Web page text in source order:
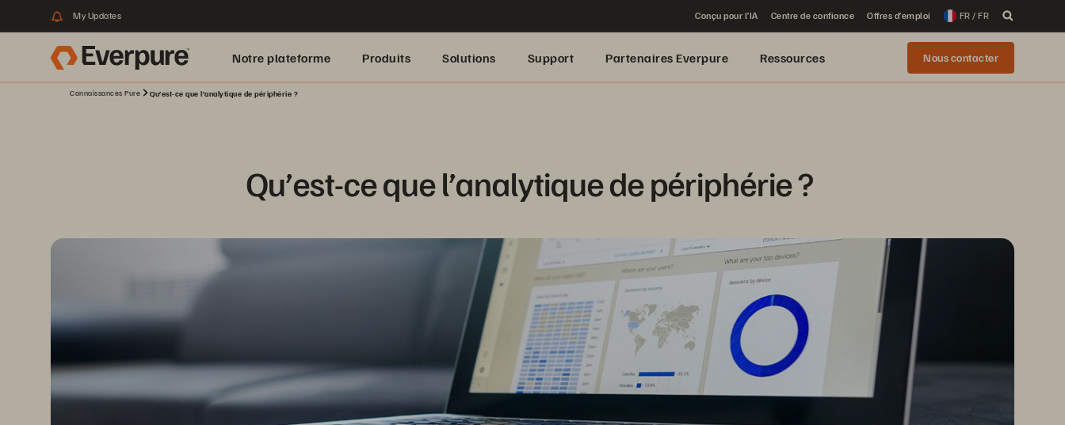
My Updates Conçu pour l’IA Centre de confiance Offres d’emploi FR / FR
Notre plateforme Produits Solutions Support Partenaires Everpure Ressources Nous contacter
Connaissances Pure Qu’est-ce que l’analytique de périphérie ?
Qu’est-ce que l’analytique de périphérie ?